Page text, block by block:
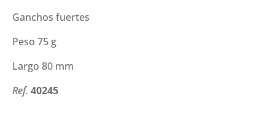
Ganchos fuertes
Peso 75 g
Largo 80 mm
Ref. 40245